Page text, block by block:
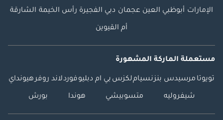
الإمارات أبوظبي العين عجمان دبي الفجيرة رأس الخيمة الشارقة
أم القيوين
مستعملة الماركة المشهورة
تويوتا مرسيدس بنزنسياملكزس بي ام دبليوفوردلاند روفرهيونداي
شيفروليه متسوبيشي هوندا بورش